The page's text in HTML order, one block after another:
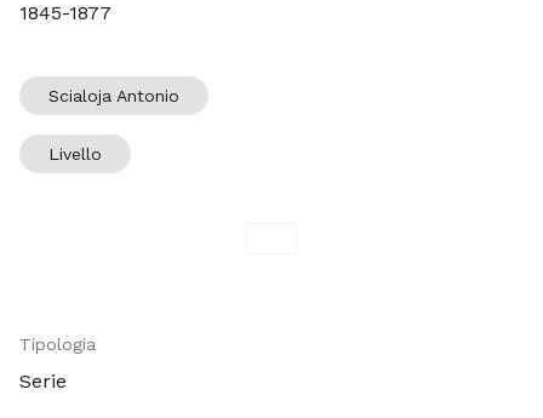
1845-1877
Scialoja Antonio
Livello
Tipologia
Serie